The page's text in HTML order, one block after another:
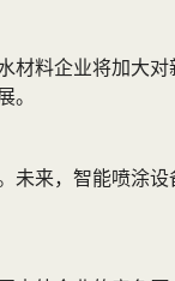
料企业将加大
。
来，智能喷涂